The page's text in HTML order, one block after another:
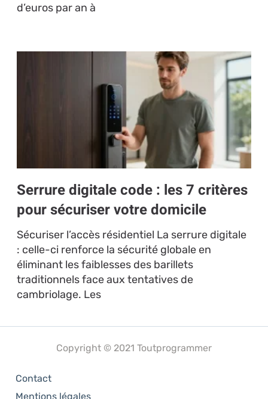
d’euros par an à
Serrure digitale code : les 7 critères
pour sécuriser votre domicile
Sécuriser l’accès résidentiel La serrure digitale
: celle-ci renforce la sécurité globale en
éliminant les faiblesses des barillets
traditionnels face aux tentatives de
cambriolage. Les
Copyright © 2021 Toutprogrammer
Contact
Mentions légales